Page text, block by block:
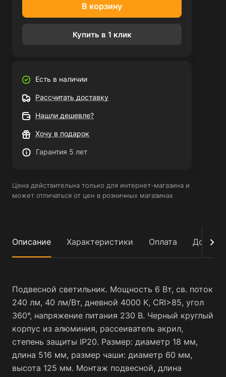
В корзину
Купить в 1 клик
Есть в наличии
Рассчитать доставку
Нашли дешевле?
Хочу в подарок
Гарантия 5 лет
Цена действительна только для интернет-магазина и
может отличаться от цен в розничных магазинах
Описание Характеристики Оплата
Подвесной светильник. Мощность 6 Вт, св. поток
240 лм, 40 лм/Вт, дневной 4000 K, CRI>85, угол
360°, напряжение питания 230 В. Черный круглый
корпус из алюминия, рассеиватель акрил,
степень защиты IP20. Размер: диаметр 18 мм,
длина 516 мм, размер чаши: диаметр 60 мм,
высота 125 мм. Монтаж подвесной, длина